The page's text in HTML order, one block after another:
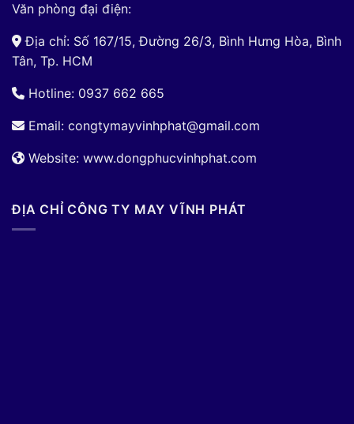
Văn phòng đại điện:
Địa chỉ: Số 167/15, Đường 26/3, Bình Hưng Hòa, Bình
Tân, Tp. HCM
Hotline: 0937 662 665
Email: congtymayvinhphat@gmail.com
Website: www.dongphucvinhphat.com
ĐỊA CHỈ CÔNG TY MAY VĨNH PHÁT